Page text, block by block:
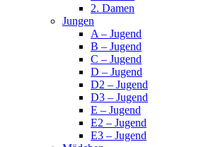
2. Damen
Jungen
A – Jugend
B – Jugend
C – Jugend
D – Jugend
D2 – Jugend
D3 – Jugend
E – Jugend
E2 – Jugend
E3 – Jugend